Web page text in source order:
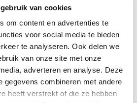
van cookies
om content en advertenties te
voor social media te bieden
te analyseren. Ook delen we
van onze site met onze
adverteren en analyse. Deze
gegevens combineren met andere
heeft verstrekt of die ze hebben
door naar de website van
. Daar kun je je eenvoudig
te bezorgen in Papekop.
aan de slag kunt en wensen